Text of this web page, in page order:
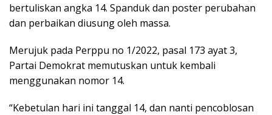
bertuliskan angka 14. Spanduk dan poster perubahan
dan perbaikan diusung oleh massa.
Merujuk pada Perppu no 1/2022, pasal 173 ayat 3,
Partai Demokrat memutuskan untuk kembali
menggunakan nomor 14.
“Kebetulan hari ini tanggal 14, dan nanti pencoblosan